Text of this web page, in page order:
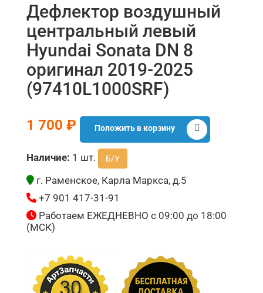
Дефлектор воздушный
центральный левый
Hyundai Sonata DN 8
оригинал 2019-2025
(97410L1000SRF)
1 700 ₽ Положить в корзину
Наличие: 1 шт. Б/У
г. Раменское, Карла Маркса, д.5
+7 901 417-31-91
Работаем ЕЖЕДНЕВНО с 09:00 до 18:00
(МСК)